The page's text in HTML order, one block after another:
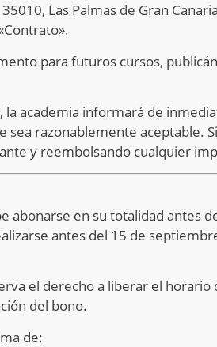
Las Palmas de Gran
para futuros cursos,
academia informará de
razonablemente aceptable.
y reembolsando cualquier
en su totalidad antes
antes del 15 de
el derecho a liberar el horario
del bono.
de: